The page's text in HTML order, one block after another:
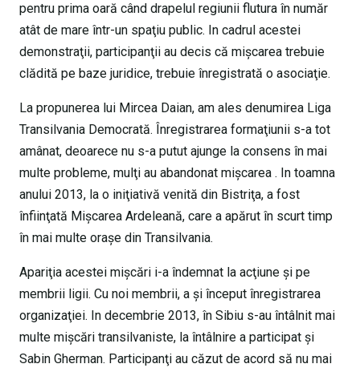
pentru prima oară când drapelul regiunii flutura în număr
atât de mare într-un spaţiu public. In cadrul acestei
demonstraţii, participanţii au decis că mişcarea trebuie
clădită pe baze juridice, trebuie înregistrată o asociaţie.
La propunerea lui Mircea Daian, am ales denumirea Liga
Transilvania Democrată. Înregistrarea formaţiunii s-a tot
amânat, deoarece nu s-a putut ajunge la consens în mai
multe probleme, mulţi au abandonat mişcarea . In toamna
anului 2013, la o iniţiativă venită din Bistriţa, a fost
înfiinţată Mişcarea Ardeleană, care a apărut în scurt timp
în mai multe oraşe din Transilvania.
Apariţia acestei mişcări i-a îndemnat la acţiune şi pe
membrii ligii. Cu noi membrii, a şi început înregistrarea
organizaţiei. In decembrie 2013, în Sibiu s-au întâlnit mai
multe mişcări transilvaniste, la întâlnire a participat şi
Sabin Gherman. Participanţi au căzut de acord să nu mai